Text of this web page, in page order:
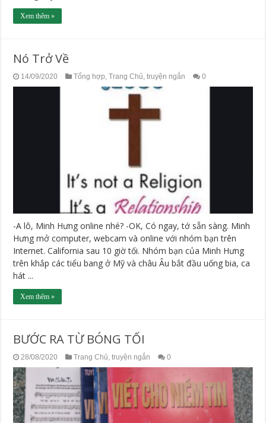
Xem thêm »
Nó Trở Về
14/09/2020 Tổng hợp ,Trang Chủ ,truyện ngắn 0
-A lô, Minh Hưng online nhé? -OK, Có ngay, tớ sẵn sàng. Minh
Hưng mở computer, webcam và online với nhóm bạn trên
Internet. California sau 10 giờ tối. Nhóm bạn của Minh Hưng
trên khắp các tiểu bang ở Mỹ và châu Âu bắt đầu uống bia, ca
hát ...
Xem thêm »
BƯỚC RA TỪ BÓNG TỐI
28/08/2020 Trang Chủ,truyện ngắn 0